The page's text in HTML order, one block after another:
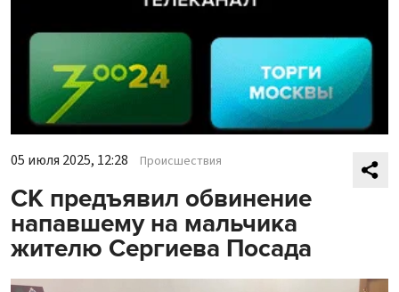
05 июля 2025, 12:28 Происшествия
СК предъявил обвинение
напавшему на мальчика
жителю Сергиева Посада